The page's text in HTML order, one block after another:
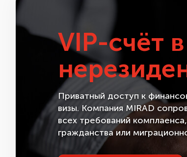
VIP-счёт
Приватный доступ к
визы. Компания MIRAD
всех требований
гражданства или